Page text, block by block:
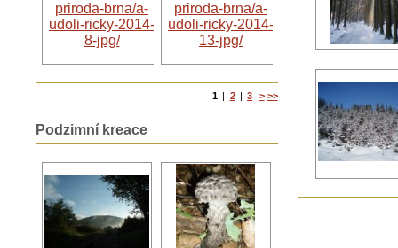
1 | 2 | 3 > >>
Podzimní kreace